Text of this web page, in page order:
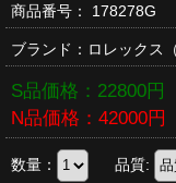
商品番号： 178278G
ブランド： ロレックス
S品価格： 22800円
N品価格： 42000円
数量： 品質: